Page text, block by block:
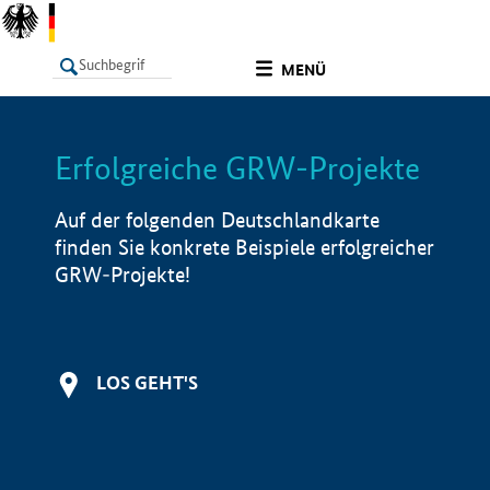
MENÜ
LISTE Info
Erfolgreiche GRW-Projekte
Auf der folgenden Deutschlandkarte
finden Sie konkrete Beispiele erfolgreicher
GRW-Projekte!
LOS GEHT'S